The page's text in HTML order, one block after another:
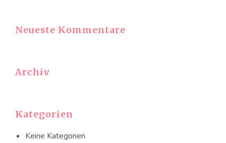
Neueste Kommentare
Archiv
Kategorien
Keine Kategorien